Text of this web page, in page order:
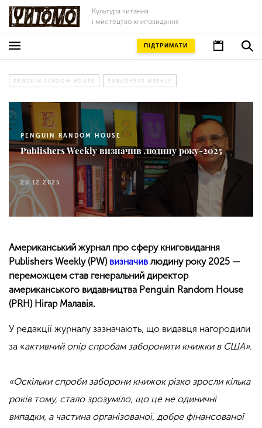
Культура читання
і мистецтво книговидання
ПІДТРИМАТИ
PENGUIN RANDOM HOUSE PUBLISHERS WEEKLY
PENGUIN RANDOM HOUSE
Publishers Weekly визначив людину року-2025
20.12.2025
Американський журнал про сферу книговидання
Publishers Weekly (PW) визначив людину року 2025 —
переможцем став генеральний директор
американського видавництва Penguin Random House
(PRH) Нігар Малавія.
У редакції журналу зазначають, що видавця нагородили
за «активний опір спробам заборонити книжки в США».
«Оскільки спроби заборони книжок різко зросли кілька
років тому, стало зрозуміло, що це не одиничні
випадки, а частина організованої, добре фінансованої